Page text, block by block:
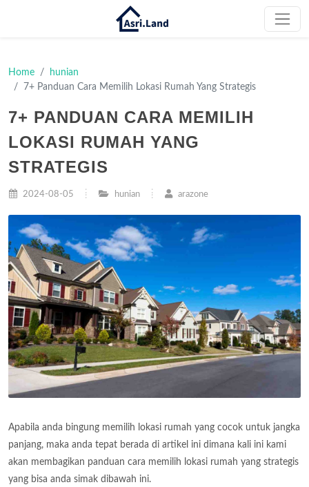
Home
hunian
7+ Panduan Cara Memilih Lokasi Rumah Yang Strategis
7+ PANDUAN CARA MEMILIH
LOKASI RUMAH YANG
STRATEGIS
2024-08-05 hunian arazone
Apabila anda bingung memilih lokasi rumah yang cocok untuk jangka
panjang, maka anda tepat berada di artikel ini dimana kali ini kami
akan membagikan panduan cara memilih lokasi rumah yang strategis
yang bisa anda simak dibawah ini.